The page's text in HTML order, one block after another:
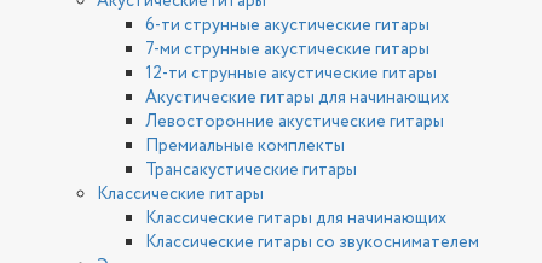
6-ти струнные акустические гитары
7-ми струнные акустические гитары
12-ти струнные акустические гитары
Акустические гитары для начинающих
Левосторонние акустические гитары
Премиальные комплекты
Трансакустические гитары
Классические гитары
Классические гитары для начинающих
Классические гитары со звукоснимателем